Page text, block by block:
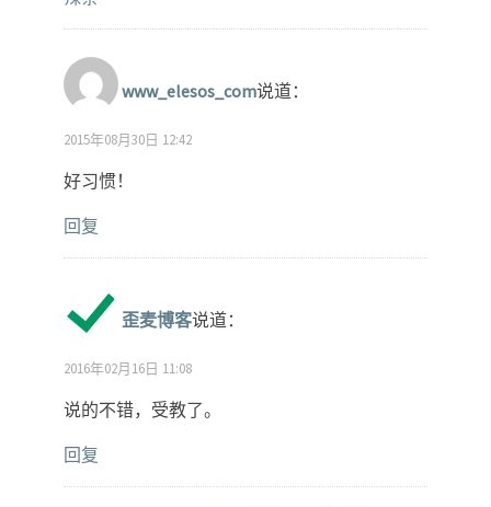
www_elesos_com说道：
2015年08月30日 12:42
好习惯！
回复
歪麦博客说道：
2016年02月16日 11:08
说的不错，受教了。
回复